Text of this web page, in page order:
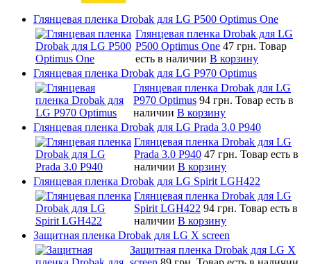
Глянцевая пленка Drobak для LG P500 Optimus One
Глянцевая пленка Drobak для LG
P500 Optimus One 47 грн. Товар
есть в наличии В корзину
Глянцевая пленка Drobak для LG P970 Optimus
Глянцевая пленка Drobak для LG
P970 Optimus 94 грн. Товар есть в
наличии В корзину
Глянцевая пленка Drobak для LG Prada 3.0 P940
Глянцевая пленка Drobak для LG
Prada 3.0 P940 47 грн. Товар есть в
наличии В корзину
Глянцевая пленка Drobak для LG Spirit LGH422
Глянцевая пленка Drobak для LG
Spirit LGH422 94 грн. Товар есть в
наличии В корзину
Защитная пленка Drobak для LG X screen
Защитная пленка Drobak для LG X